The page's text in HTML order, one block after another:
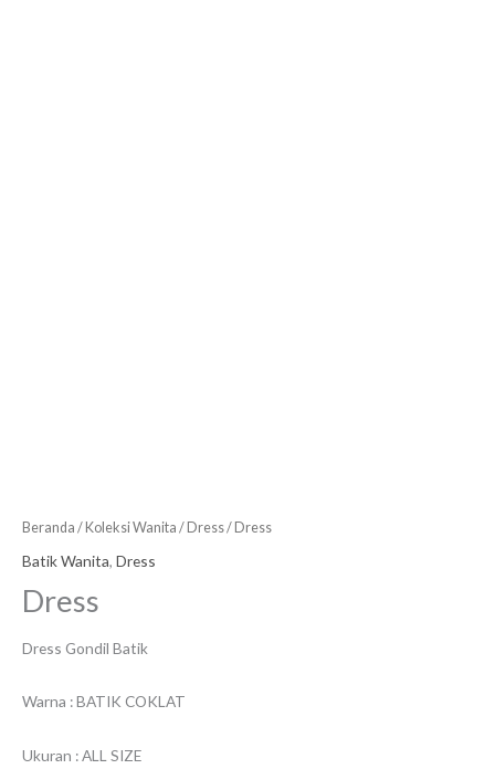
Beranda /Koleksi Wanita /Dress/ Dress
Batik Wanita, Dress
Dress
Dress Gondil Batik
Warna : BATIK COKLAT
Ukuran : ALL SIZE